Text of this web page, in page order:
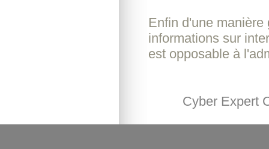
Enfin d'une
informations sur
est opposable à
Cyber Expert